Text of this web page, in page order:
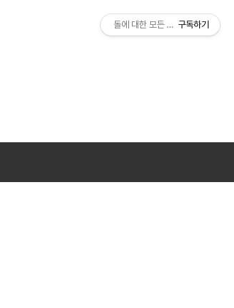
돌에 대한 모든 것, 돌앤돌
구독하기